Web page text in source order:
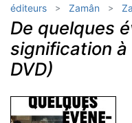
éditeurs Zamân
De quelques
signification
DVD)